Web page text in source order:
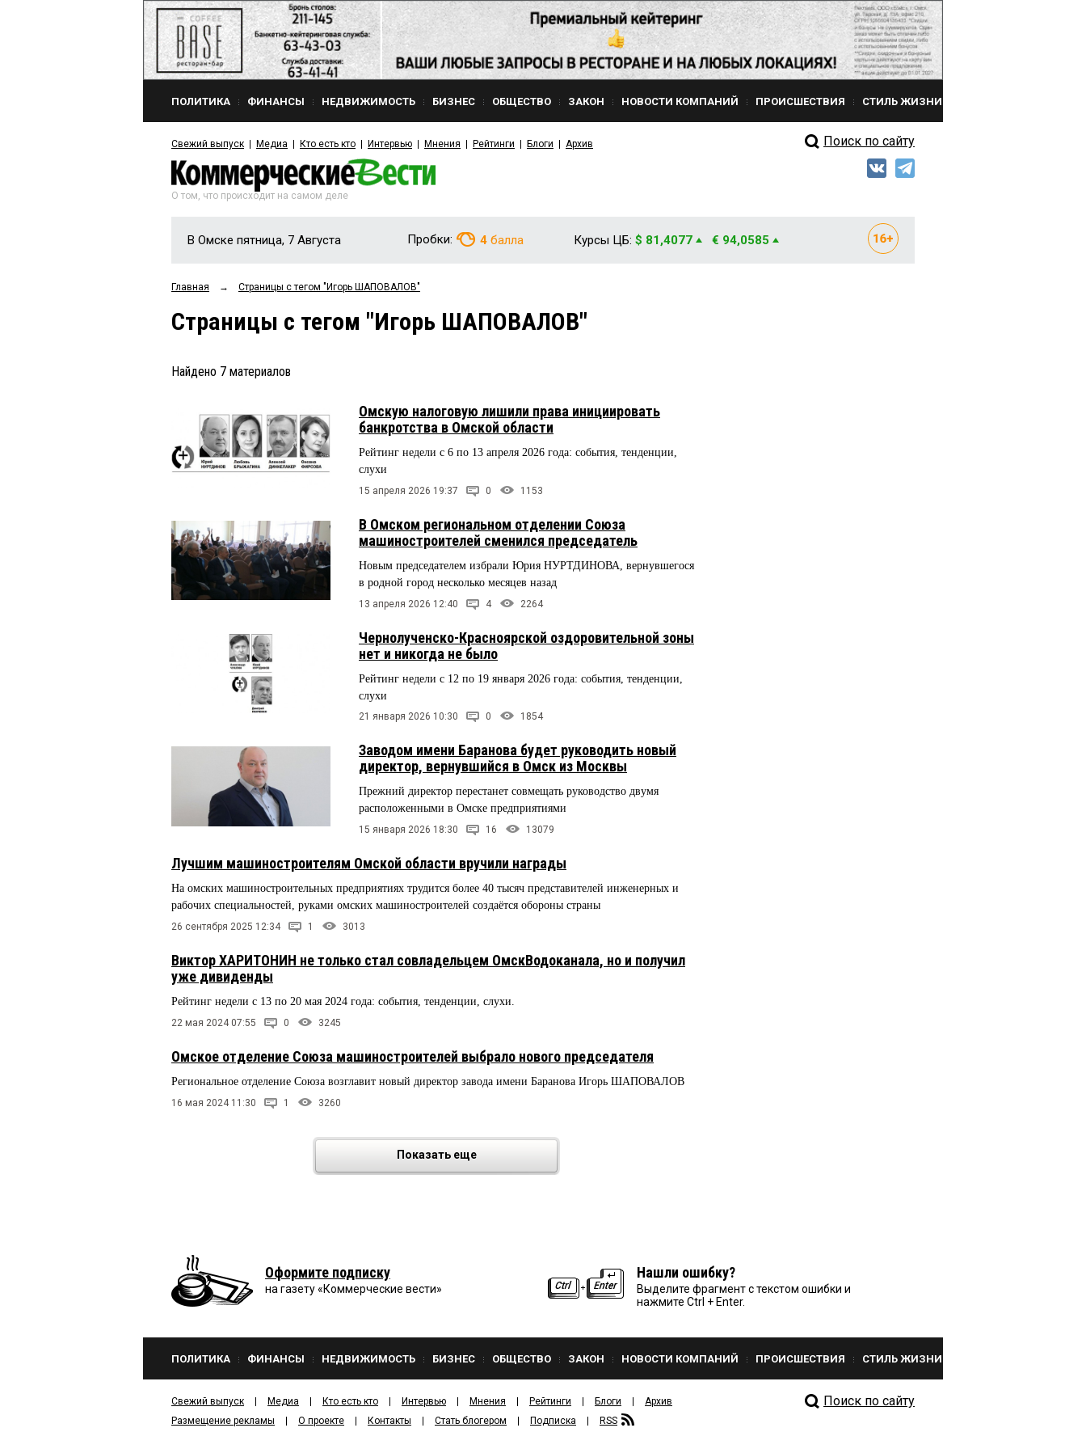
ПОЛИТИКА ФИНАНСЫ НЕДВИЖИМОСТЬ БИЗНЕС ОБЩЕСТВО ЗАКОН НОВОСТИ КОМПАНИЙ ПРОИСШЕСТВИЯ СТИЛЬ ЖИЗНИ
Свежий выпуск Медиа Кто есть кто Интервью Мнения Рейтинги Блоги Архив Поиск по сайту
О том, что происходит на самом деле
В Омске пятница, 7 Августа Пробки: 4 балла Курсы ЦБ: $ 81,4077 € 94,0585
Главная → Страницы c тегом "Игорь ШАПОВАЛОВ"
Страницы c тегом "Игорь ШАПОВАЛОВ"
Найдено 7 материалов
Омскую налоговую лишили права инициировать
банкротства в Омской области
Рейтинг недели с 6 по 13 апреля 2026 года: события, тенденции,
слухи
15 апреля 2026 19:37 0 1153
В Омском региональном отделении Союза
машиностроителей сменился председатель
Новым председателем избрали Юрия НУРТДИНОВА, вернувшегося
в родной город несколько месяцев назад
13 апреля 2026 12:40 4 2264
Чернолученско-Красноярской оздоровительной зоны
нет и никогда не было
Рейтинг недели с 12 по 19 января 2026 года: события, тенденции,
слухи
21 января 2026 10:30 0 1854
Заводом имени Баранова будет руководить новый
директор, вернувшийся в Омск из Москвы
Прежний директор перестанет совмещать руководство двумя
расположенными в Омске предприятиями
15 января 2026 18:30 16 13079
Лучшим машиностроителям Омской области вручили награды
На омских машиностроительных предприятиях трудится более 40 тысяч представителей инженерных и
рабочих специальностей, руками омских машиностроителей создаётся обороны страны
26 сентября 2025 12:34 1 3013
Виктор ХАРИТОНИН не только стал совладельцем ОмскВодоканала, но и получил
уже дивиденды
Рейтинг недели с 13 по 20 мая 2024 года: события, тенденции, слухи.
22 мая 2024 07:55 0 3245
Омское отделение Союза машиностроителей выбрало нового председателя
Региональное отделение Союза возглавит новый директор завода имени Баранова Игорь ШАПОВАЛОВ
16 мая 2024 11:30 1 3260
Показать еще
Оформите подписку
на газету «Коммерческие вести»
Нашли ошибку?
Выделите фрагмент с текстом ошибки и
нажмите Ctrl + Enter.
ПОЛИТИКА ФИНАНСЫ НЕДВИЖИМОСТЬ БИЗНЕС ОБЩЕСТВО ЗАКОН НОВОСТИ КОМПАНИЙ ПРОИСШЕСТВИЯ СТИЛЬ ЖИЗНИ
Свежий выпуск Медиа Кто есть кто Интервью Мнения Рейтинги Блоги
Архив
Размещение рекламы
О проекте Контакты Стать блогером Подписка RSS
Поиск по сайту